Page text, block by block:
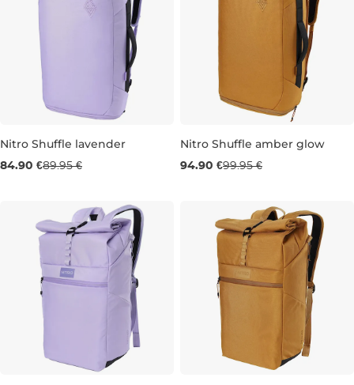
Nitro Shuffle lavender
84.90 €89.95 €
Nitro Shuffle amber glow
94.90 €99.95 €